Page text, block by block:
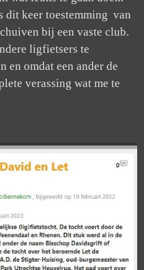
dit keer toestemming van
bij een vaste club.
ligfietsers te
en omdat een ander de
verassing wat me te